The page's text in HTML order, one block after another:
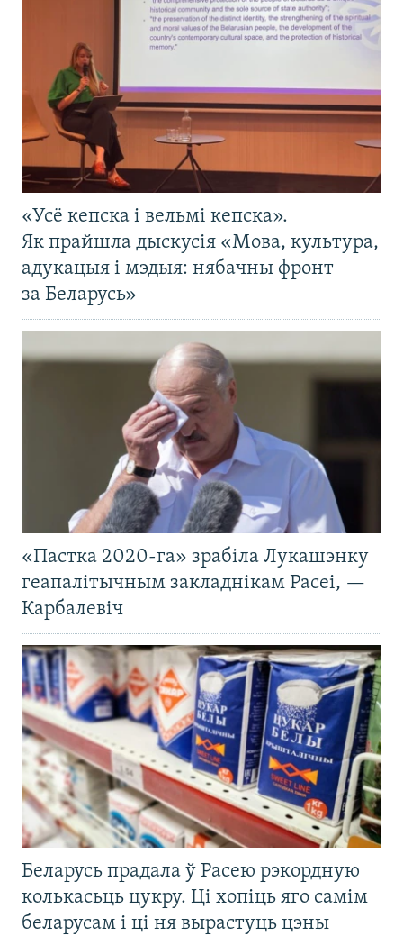
«Усё кепска і вельмі кепска».
Як прайшла дыскусія «Мова, культура,
адукацыя і мэдыя: нябачны фронт
за Беларусь»
«Пастка 2020-га» зрабіла Лукашэнку
геапалітычным закладнікам Расеі, —
Карбалевіч
Беларусь прадала ў Расею рэкордную
колькасьць цукру. Ці хопіць яго самім
беларусам і ці ня вырастуць цэны